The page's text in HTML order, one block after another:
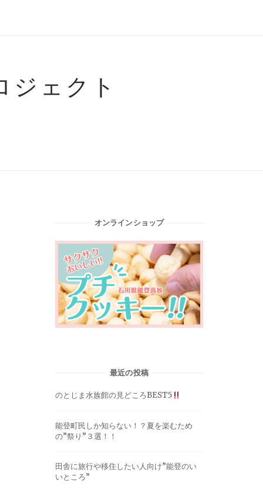
ジェクト
オンラインショップ
最近の投稿
のとじま水族館の見どころBEST5
能登町民しか知らない！？夏を楽むため
の”祭り”３選！！
田舎に旅行や移住したい人向け”能登のい
いところ”